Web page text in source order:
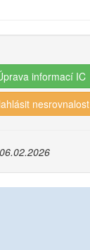
informací IC
nesrovnalost